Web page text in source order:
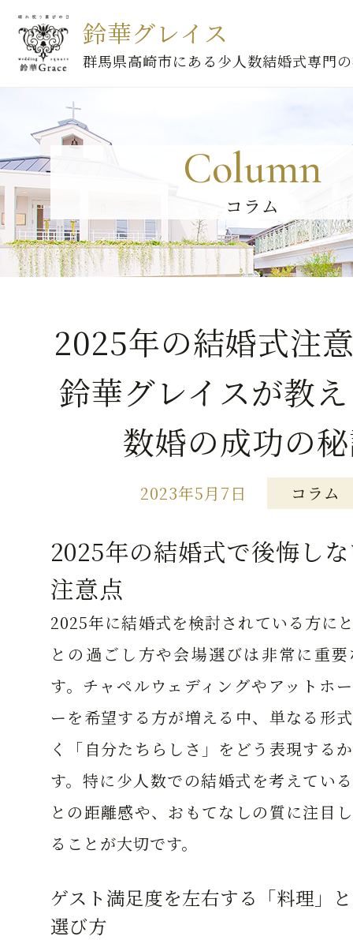
鈴華グレイス
群馬県高崎市にある少人数結婚式専門
Column
コラム
2025年の結婚式注
鈴華グレイスが教
数婚の成功の
2023年5月7日 コラム
2025年の結婚式で後悔し
注意点
2025年に結婚式を検討されている方に
との過ごし方や会場選びは非常に重
す。チャペルウェディングやアットホ
ーを希望する方が増える中、単なる形
く「自分たちらしさ」をどう表現する
す。特に少人数での結婚式を考えてい
との距離感や、おもてなしの質に注目
ることが大切です。
ゲスト満足度を左右する「料理」
選び方